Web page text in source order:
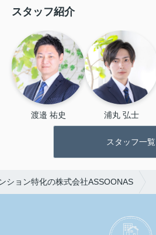
スタッフ紹介
渡邉 祐史 浦丸 弘士
スタッフ一覧
ション特化の株式会社ASSOONAS